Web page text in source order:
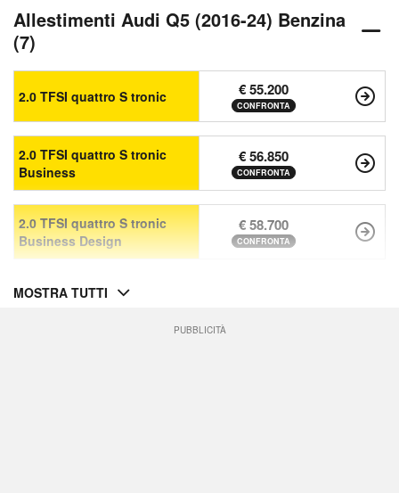
Allestimenti Audi Q5 (2016-24) Benzina
(7)
2.0 TFSI quattro S tronic € 55.200
CONFRONTA
2.0 TFSI quattro S tronic
Business
€ 56.850
CONFRONTA
2.0 TFSI quattro S tronic
Business Design
€ 58.700
CONFRONTA
MOSTRA TUTTI
PUBBLICITÀ